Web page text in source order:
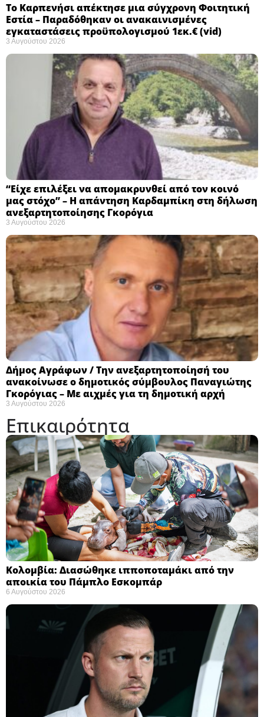
Το Καρπενήσι απέκτησε μια σύγχρονη Φοιτητική
Εστία – Παραδόθηκαν οι ανακαινισμένες
εγκαταστάσεις προϋπολογισμού 1εκ.€ (vid)
3 Αυγούστου 2026
“Είχε επιλέξει να απομακρυνθεί από τον κοινό
μας στόχο” – Η απάντηση Καρδαμπίκη στη δήλωση
ανεξαρτητοποίησης Γκορόγια
3 Αυγούστου 2026
Δήμος Αγράφων / Την ανεξαρτητοποίησή του
ανακοίνωσε ο δημοτικός σύμβουλος Παναγιώτης
Γκορόγιας – Με αιχμές για τη δημοτική αρχή
3 Αυγούστου 2026
Επικαιρότητα
Κολομβία: Διασώθηκε ιπποποταμάκι από την
αποικία του Πάμπλο Εσκομπάρ ​
6 Αυγούστου 2026